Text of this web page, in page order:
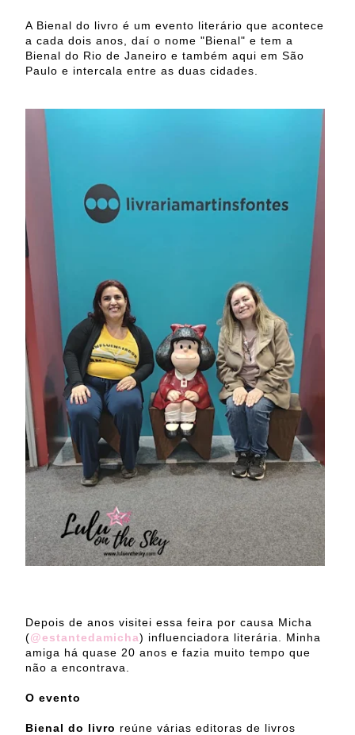
A Bienal do livro é um evento literário que acontece
a cada dois anos, daí o nome "Bienal" e tem a
Bienal do Rio de Janeiro e também aqui em São
Paulo e intercala entre as duas cidades.
Depois de anos visitei essa feira por causa Micha
(@estantedamicha) influenciadora literária. Minha
amiga há quase 20 anos e fazia muito tempo que
não a encontrava.
O evento
Bienal do livro reúne várias editoras de livros